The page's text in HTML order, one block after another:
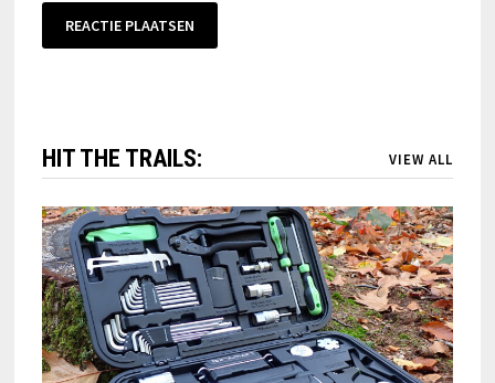
HIT THE TRAILS: VIEW ALL